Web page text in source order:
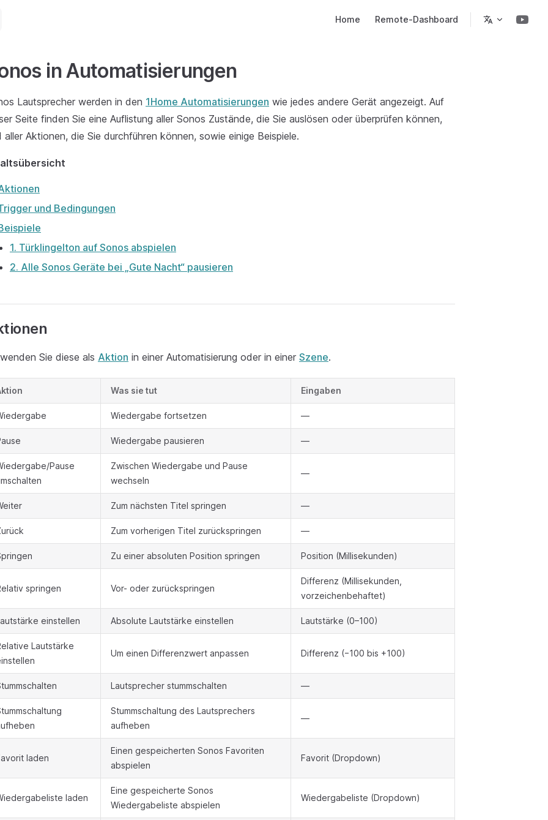
Home Remote-Dashboard
in Automatisierungen
Lautsprecher werden in den 1Home Automatisierungen wie jedes andere Gerät angezeigt. Auf
Seite finden Sie eine Auflistung aller Sonos Zustände, die Sie auslösen oder überprüfen können,
aller Aktionen, die Sie durchführen können, sowie einige Beispiele.
und Bedingungen
1. Türklingelton auf Sonos abspielen
2. Alle Sonos Geräte bei „Gute Nacht“ pausieren
Sie diese als Aktion in einer Automatisierung oder in einer Szene.
Was sie tut Eingaben
Wiedergabe fortsetzen —
Wiedergabe pausieren —
Pause
Zwischen Wiedergabe und Pause
wechseln
—
Zum nächsten Titel springen —
Zum vorherigen Titel zurückspringen —
Zu einer absoluten Position springen Position (Millisekunden)
springen Vor- oder zurückspringen
Differenz (Millisekunden,
vorzeichenbehaftet)
einstellen Absolute Lautstärke einstellen Lautstärke (0–100)
Lautstärke
Um einen Differenzwert anpassen Differenz (−100 bis +100)
Lautsprecher stummschalten —
Stummschaltung des Lautsprechers
aufheben
—
laden
Einen gespeicherten Sonos Favoriten
abspielen
Favorit (Dropdown)
laden
Eine gespeicherte Sonos
Wiedergabeliste abspielen
Wiedergabeliste (Dropdown)